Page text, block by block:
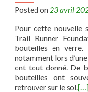
Posted on 23 avril
Pour cette nouvelle
Trail Runner
bouteilles en verre.
notamment lors
ont tout donné. De
bouteilles ont
retrouver sur le sol.[…]